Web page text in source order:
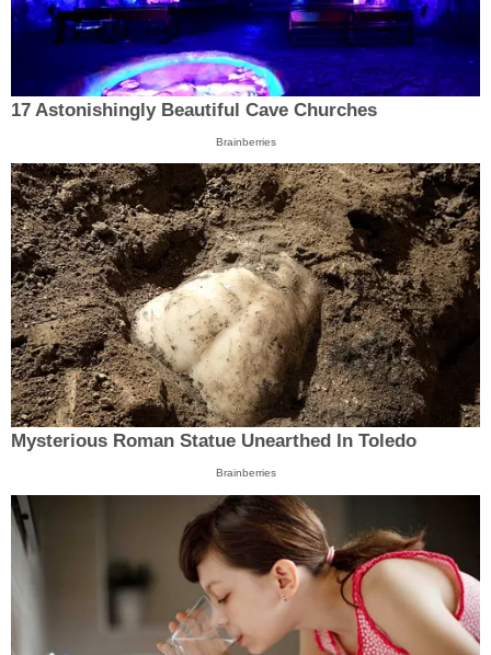
17 Astonishingly Beautiful Cave Churches
Brainberries
Mysterious Roman Statue Unearthed In Toledo
Brainberries